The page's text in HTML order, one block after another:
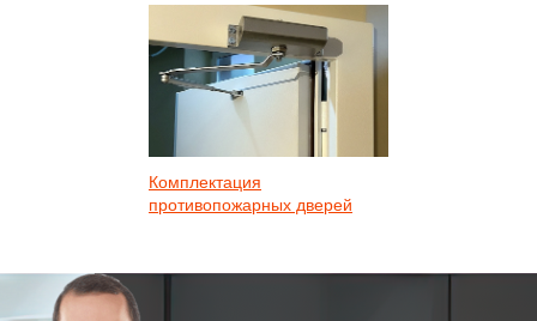
Комплектация
противопожарных дверей